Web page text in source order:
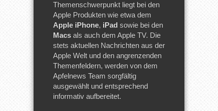
Themenschwerpunkt liegt bei den
Apple Produkten wie etwa dem
Apple iPhone, iPad sowie bei den
Macs als auch dem Apple TV. Die
stets aktuellen Nachrichten aus der
Apple Welt und den angrenzenden
Themenfeldern, werden von dem
Apfelnews Team sorgfältig
ausgewählt und entsprechend
informativ aufbereitet.